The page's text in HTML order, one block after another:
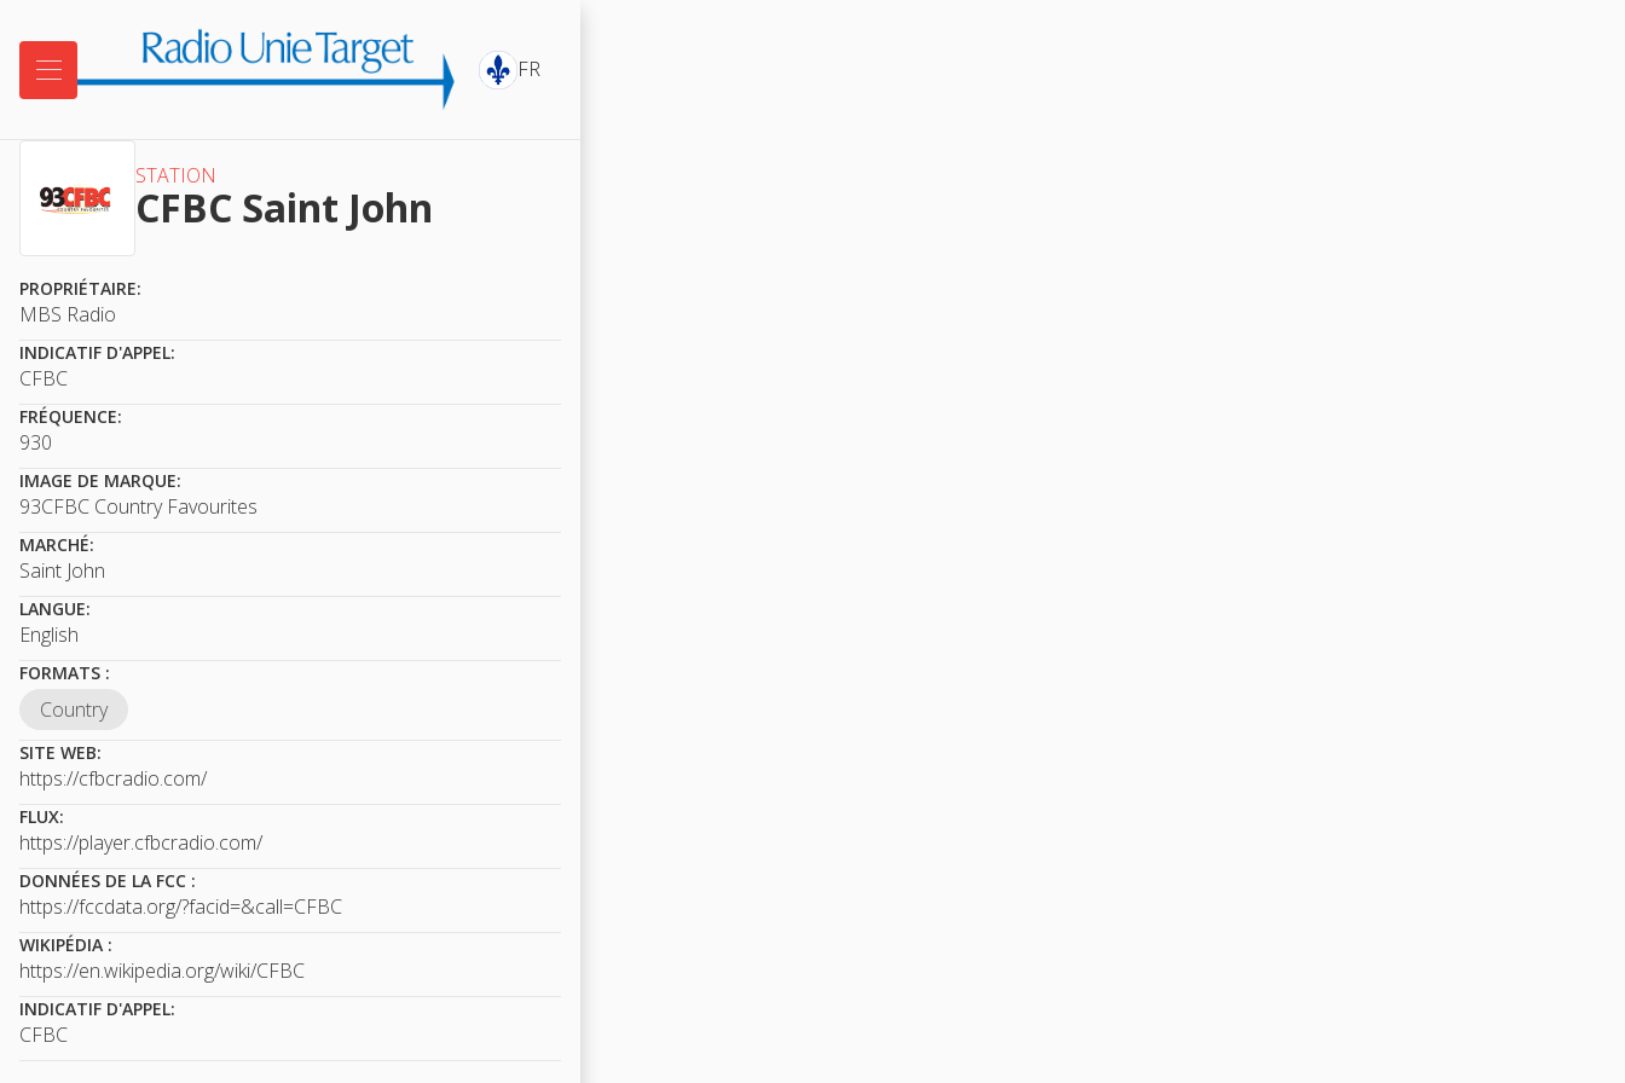
 FR
STATION
CFBC Saint John
PROPRIÉTAIRE:
MBS Radio
INDICATIF D'APPEL:
CFBC
FRÉQUENCE:
930
IMAGE DE MARQUE:
93CFBC Country Favourites
MARCHÉ:
Saint John
LANGUE:
English
FORMATS :
Country
SITE WEB:
https://cfbcradio.com/
FLUX:
https://player.cfbcradio.com/
DONNÉES DE LA FCC :
https://fccdata.org/?facid=&call=CFBC
WIKIPÉDIA :
https://en.wikipedia.org/wiki/CFBC
INDICATIF D'APPEL:
CFBC